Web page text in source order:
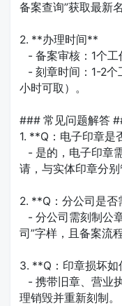
备案查询”获取最新名
2. **办理时间**
- 备案审核：1个工
- 刻章时间：1-2个
小时可取）。
### 常见问题解答
1. **Q：电子印章是
- 是的，电子印章
请，与实体印章分别
2. **Q：分公司是
- 分公司需刻制公
司”字样，且备案流
3. **Q：印章损坏
- 携带旧章、营业
理销毁并重新刻制。